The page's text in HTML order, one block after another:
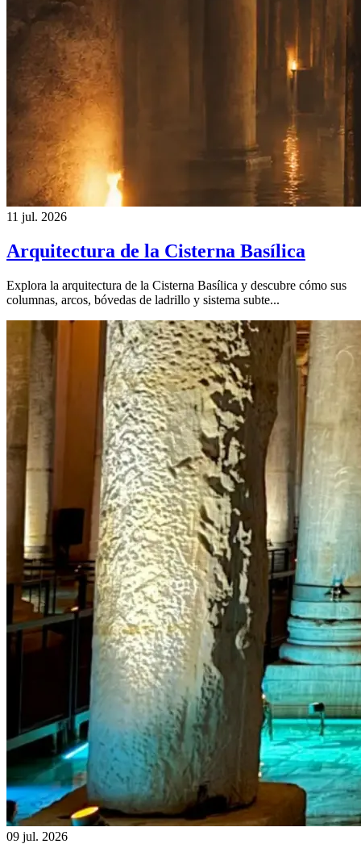
11 jul. 2026
Arquitectura de la Cisterna Basílica
Explora la arquitectura de la Cisterna Basílica y descubre cómo sus
columnas, arcos, bóvedas de ladrillo y sistema subte...
09 jul. 2026